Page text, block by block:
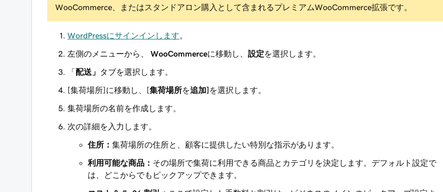
WooCommerce、またはスタンドアロン購入として含まれるプレミアムWooCommerce拡張です。
WordPressにサインインします
左側のメニューから、 WooCommerceに移動し、 設定を選択します。
「 配送」 タブを選択します。
[集荷場所]に移動し、[集荷場所を追加] を選択します。
集荷場所の名前を作成します。
次の詳細を入力します。
住所： 集荷場所の住所と、顧客に提供したい特別な指示があります。
利用可能な商品： その場所で集荷に利用できる商品とカテゴリを決定します。デフォルト設定で
は、どこからでもピックアップできます。